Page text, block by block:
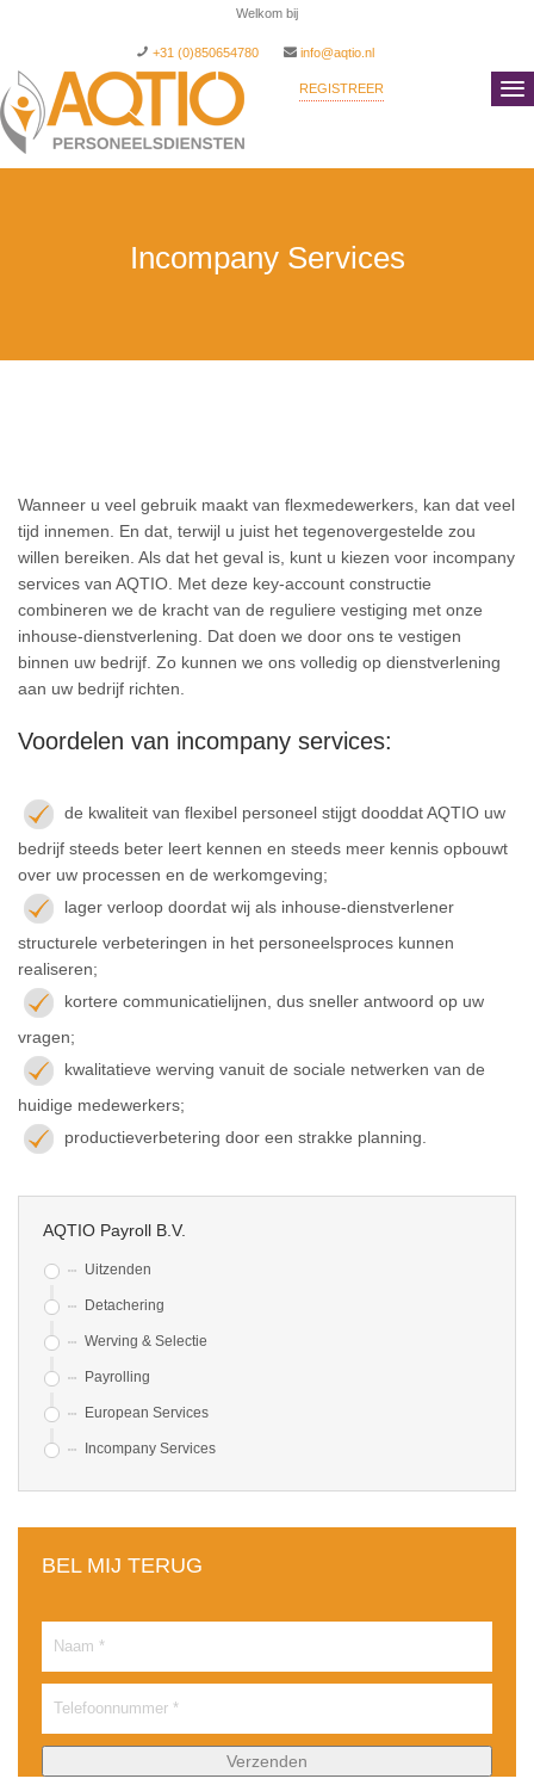
Welkom bij AQ
+31 (0)850654780 info@aqtio.nl
REGISTREER
Incompany Services
Wanneer u veel gebruik maakt van flexmedewerkers, kan dat veel
tijd innemen. En dat, terwijl u juist het tegenovergestelde zou
willen bereiken. Als dat het geval is, kunt u kiezen voor incompany
services van AQTIO. Met deze key-account constructie
combineren we de kracht van de reguliere vestiging met onze
inhouse-dienstverlening. Dat doen we door ons te vestigen
binnen uw bedrijf. Zo kunnen we ons volledig op dienstverlening
aan uw bedrijf richten.
Voordelen van incompany services:
de kwaliteit van flexibel personeel stijgt dooddat AQTIO uw
bedrijf steeds beter leert kennen en steeds meer kennis opbouwt
over uw processen en de werkomgeving;
lager verloop doordat wij als inhouse-dienstverlener
structurele verbeteringen in het personeelsproces kunnen
realiseren;
kortere communicatielijnen, dus sneller antwoord op uw
vragen;
kwalitatieve werving vanuit de sociale netwerken van de
huidige medewerkers;
productieverbetering door een strakke planning.
AQTIO Payroll B.V.
Uitzenden
Detachering
Werving & Selectie
Payrolling
European Services
Incompany Services
BEL MIJ TERUG